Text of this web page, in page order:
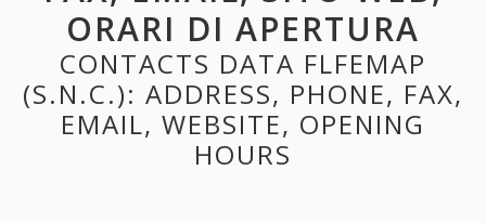
ORARI DI APERTURA
CONTACTS DATA FLFEMAP
(S.N.C.): ADDRESS, PHONE, FAX,
EMAIL, WEBSITE, OPENING
HOURS